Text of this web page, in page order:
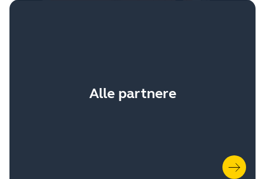
Alle partnere